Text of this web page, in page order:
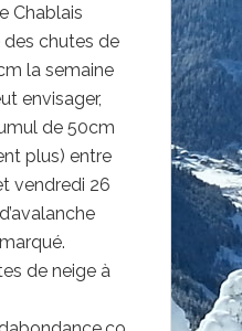
Chablais
chutes de
la semaine
envisager,
de 50cm
plus) entre
vendredi 26
de neige à